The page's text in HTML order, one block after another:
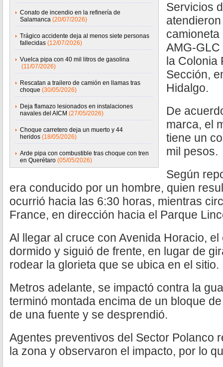
Conato de incendio en la refinería de
Salamanca (20/07/2026)
Trágico accidente deja al menos siete personas
fallecidas (12/07/2026)
Vuelca pipa con 40 mil litros de gasolina
(11/07/2026)
Rescatan a trailero de camión en llamas tras
choque (30/05/2026)
Deja flamazo lesionados en instalaciones
navales del AICM (27/05/2026)
Choque carretero deja un muerto y 44
heridos (18/05/2026)
Arde pipa con combustible tras choque con tren
en Querétaro (05/05/2026)
Servicios
AMG-
la Colonia
Sección,
Hidalgo.
De
marca, el
tiene un
mil pesos.
Según
era conducido por un hombre, quien
ocurrió hacia las 6:30 horas, mientras
France, en dirección hacia el Parque
Al llegar al cruce con Avenida Horacio,
dormido y siguió de frente, en lugar de
rodear la glorieta que se ubica en el sitio.
Metros adelante, se impactó contra la
terminó montada encima de un bloque
de una fuente y se desprendió.
Agentes preventivos del Sector Polanco
la zona y observaron el impacto, por lo